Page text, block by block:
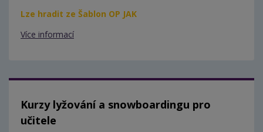
Lze hradit ze Šablon OP JAK
Více informací
Kurzy lyžování a snowboardingu pro
učitele